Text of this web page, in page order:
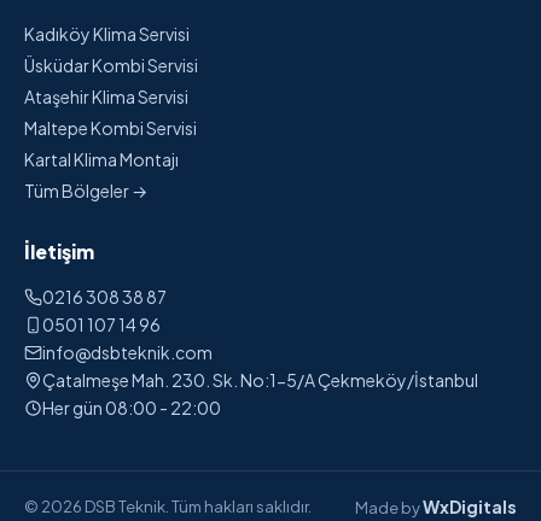
Kadıköy Klima Servisi
Üsküdar Kombi Servisi
Ataşehir Klima Servisi
Maltepe Kombi Servisi
Kartal Klima Montajı
Tüm Bölgeler →
İletişim
0216 308 38 87
0501 107 14 96
info@dsbteknik.com
Çatalmeşe Mah. 230. Sk. No:1-5/A Çekmeköy/İstanbul
Her gün 08:00 - 22:00
© 2026 DSB Teknik. Tüm hakları saklıdır. Made byWxDigitals